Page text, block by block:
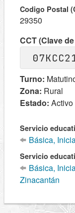
Codigo Postal
29350
CCT (Clave
Turno:
Zona: Rural
Estado: Activo
Servicio
Básica,
Servicio
Básica,
Zinacantán